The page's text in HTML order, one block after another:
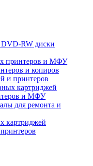
RW диски
принтеров и МФУ
и копиров
и принтеров
картриджей
и МФУ
для ремонта и
картриджей